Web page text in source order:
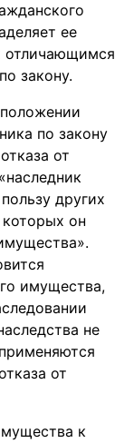
ее
отличающимся
закону.
по закону
от
других
которых он
имущества,
не
от
к